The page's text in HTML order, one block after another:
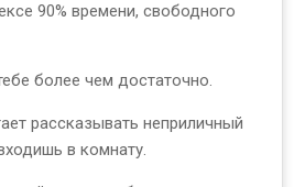
90% времени, свободного
более чем достаточно.
рассказывать неприличный
в комнату.